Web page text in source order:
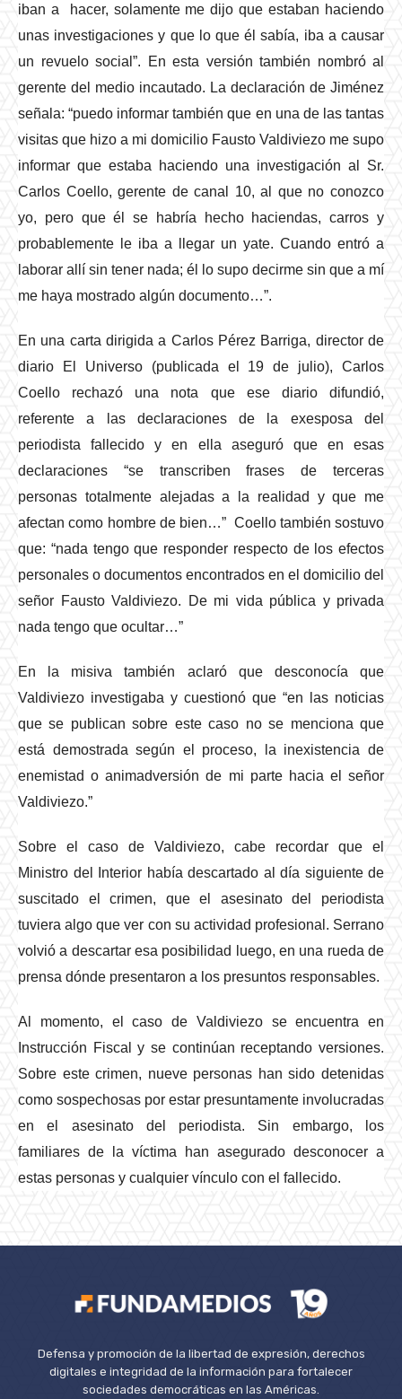
iban a hacer, solamente me dijo que estaban haciendo
unas investigaciones y que lo que él sabía, iba a causar
un revuelo social”. En esta versión también nombró al
gerente del medio incautado. La declaración de Jiménez
señala: “puedo informar también que en una de las tantas
visitas que hizo a mi domicilio Fausto Valdiviezo me supo
informar que estaba haciendo una investigación al Sr.
Carlos Coello, gerente de canal 10, al que no conozco
yo, pero que él se habría hecho haciendas, carros y
probablemente le iba a llegar un yate. Cuando entró a
laborar allí sin tener nada; él lo supo decirme sin que a mí
me haya mostrado algún documento…”.
En una carta dirigida a Carlos Pérez Barriga, director de
diario El Universo (publicada el 19 de julio), Carlos
Coello rechazó una nota que ese diario difundió,
referente a las declaraciones de la exesposa del
periodista fallecido y en ella aseguró que en esas
declaraciones “se transcriben frases de terceras
personas totalmente alejadas a la realidad y que me
afectan como hombre de bien…” Coello también sostuvo
que: “nada tengo que responder respecto de los efectos
personales o documentos encontrados en el domicilio del
señor Fausto Valdiviezo. De mi vida pública y privada
nada tengo que ocultar…”
En la misiva también aclaró que desconocía que
Valdiviezo investigaba y cuestionó que “en las noticias
que se publican sobre este caso no se menciona que
está demostrada según el proceso, la inexistencia de
enemistad o animadversión de mi parte hacia el señor
Valdiviezo.”
Sobre el caso de Valdiviezo, cabe recordar que el
Ministro del Interior había descartado al día siguiente de
suscitado el crimen, que el asesinato del periodista
tuviera algo que ver con su actividad profesional. Serrano
volvió a descartar esa posibilidad luego, en una rueda de
prensa dónde presentaron a los presuntos responsables.
Al momento, el caso de Valdiviezo se encuentra en
Instrucción Fiscal y se continúan receptando versiones.
Sobre este crimen, nueve personas han sido detenidas
como sospechosas por estar presuntamente involucradas
en el asesinato del periodista. Sin embargo, los
familiares de la víctima han asegurado desconocer a
estas personas y cualquier vínculo con el fallecido.
Defensa y promoción de la libertad de expresión, derechos
digitales e integridad de la información para fortalecer
sociedades democráticas en las Américas.